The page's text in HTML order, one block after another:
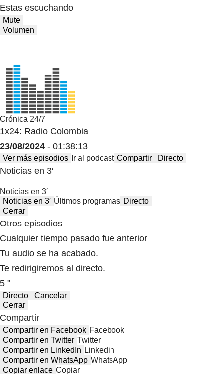
Estas escuchando
Mute
Volumen
Crónica 24/7
1x24: Radio Colombia
23/08/2024 - 01:38:13
Ver más episodios Ir al podcast Compartir Directo
Noticias en 3′
Noticias en 3′
Noticias en 3′ Últimos programas Directo
Cerrar
Otros episodios
Cualquier tiempo pasado fue anterior
Tu audio se ha acabado.
Te redirigiremos al directo.
5 "
Directo
Cancelar
Cerrar
Compartir
Compartir en Facebook Facebook
Compartir en Twitter Twitter
Compartir en LinkedIn Linkedin
Compartir en WhatsApp WhatsApp
Copiar enlace Copiar